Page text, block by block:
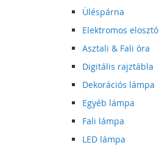
Üléspárna
Elektromos elosztó
Asztali & Fali óra
Digitális rajztábla
Dekorációs lámpa
Egyéb lámpa
Fali lámpa
LED lámpa